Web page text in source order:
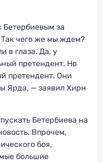
Бетербиевым за
чего же мы ждем?
в глаза. Да, у
претендент. Но
претендент. Они
Ярда, — заявил Хирн
Бетербиева на
Впрочем,
боя,
большие